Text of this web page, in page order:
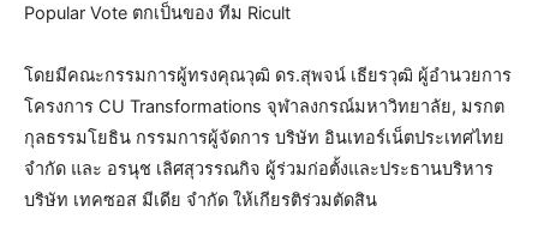
Popular Vote ตกเป็นของ ทีม Ricult
โดยมีคณะกรรมการผู้ทรงคุณวุฒิ ดร.สุพจน์ เธียรวุฒิ ผู้อำนวยการ
โครงการ CU Transformations จุฬาลงกรณ์มหาวิทยาลัย, มรกต
กุลธรรมโยธิน กรรมการผู้จัดการ บริษัท อินเทอร์เน็ตประเทศไทย
จำกัด และ อรนุช เลิศสุวรรณกิจ ผู้ร่วมก่อตั้งและประธานบริหาร
บริษัท เทคซอส มีเดีย จำกัด ให้เกียรติร่วมตัดสิน